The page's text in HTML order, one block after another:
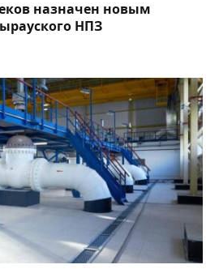
назначен новым
НПЗ